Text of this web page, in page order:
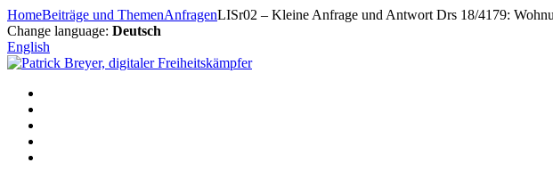
Zum
Inhalt
springen
HomeBeiträge und ThemenAnfragenLISr02 – Kleine Anfrage und Antwort Drs 18/4179:
Change language: Deutsch
English